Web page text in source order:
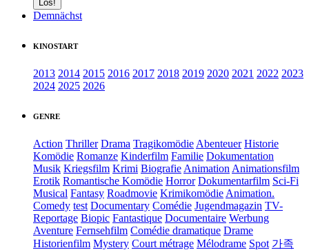
Demnächst
KINOSTART
2013 2014 2015 2016 2017 2018 2019 2020 2021 2022 2023
2024 2025 2026
GENRE
Action Thriller Drama Tragikomödie Abenteuer Historie
Komödie Romanze Kinderfilm Familie Dokumentation
Musik Kriegsfilm Krimi Biografie Animation Animationsfilm
Erotik Romantische Komödie Horror Dokumentarfilm Sci-Fi
Musical Fantasy Roadmovie Krimikomödie Animation.
Comedy test Documentary Comédie Jugendmagazin TV-
Reportage Biopic Fantastique Documentaire Werbung
Aventure Fernsehfilm Comédie dramatique Drame
Historienfilm Mystery Court métrage Mélodrame Spot 가족